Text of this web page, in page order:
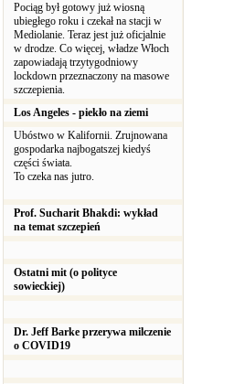
Pociąg był gotowy już wiosną
ubiegłego roku i czekał na stacji w
Mediolanie. Teraz jest już oficjalnie
w drodze. Co więcej, władze Włoch
zapowiadają trzytygodniowy
lockdown przeznaczony na masowe
szczepienia.
Los Angeles - piekło na ziemi
Ubóstwo w Kalifornii. Zrujnowana
gospodarka najbogatszej kiedyś
części świata.
To czeka nas jutro.
Prof. Sucharit Bhakdi: wykład
na temat szczepień
Ostatni mit (o polityce
sowieckiej)
Dr. Jeff Barke przerywa milczenie
o COVID19